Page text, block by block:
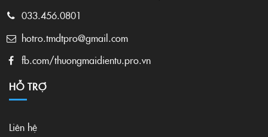
033.456.0801
hotro.tmdtpro@gmail.com
fb.com/thuongmaidientu.pro.vn
HỖ TRỢ
Liên hệ